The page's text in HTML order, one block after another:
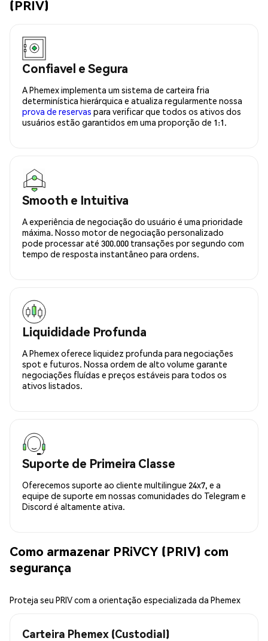
(PRIV)
Confiavel e Segura
A Phemex implementa um sistema de carteira fria
determinística hierárquica e atualiza regularmente nossa
prova de reservas para verificar que todos os ativos dos
usuários estão garantidos em uma proporção de 1:1.
Smooth e Intuitiva
A experiência de negociação do usuário é uma prioridade
máxima. Nosso motor de negociação personalizado
pode processar até 300.000 transações por segundo com
tempo de resposta instantâneo para ordens.
Liquididade Profunda
A Phemex oferece liquidez profunda para negociações
spot e futuros. Nossa ordem de alto volume garante
negociações fluídas e preços estáveis para todos os
ativos listados.
Suporte de Primeira Classe
Oferecemos suporte ao cliente multilingue 24x7, e a
equipe de suporte em nossas comunidades do Telegram e
Discord é altamente ativa.
Como armazenar PRiVCY (PRIV) com
segurança
Proteja seu PRIV com a orientação especializada da Phemex
Carteira Phemex (Custodial)